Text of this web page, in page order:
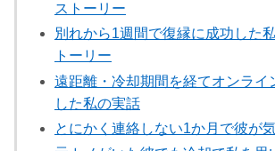
ストーリー
別れから1週間で復縁に成功した
トーリー
遠距離・冷却期間を経てオンライ
した私の実話
とにかく連絡しない1か月で彼が